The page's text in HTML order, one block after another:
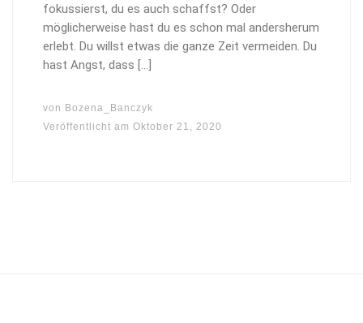
fokussierst, du es auch schaffst? Oder
möglicherweise hast du es schon mal andersherum
erlebt. Du willst etwas die ganze Zeit vermeiden. Du
hast Angst, dass […]
von Bozena_Banczyk
Veröffentlicht am Oktober 21, 2020